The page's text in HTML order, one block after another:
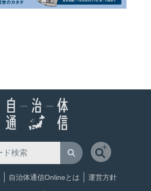
自治体通信Onlineとは 運営方針